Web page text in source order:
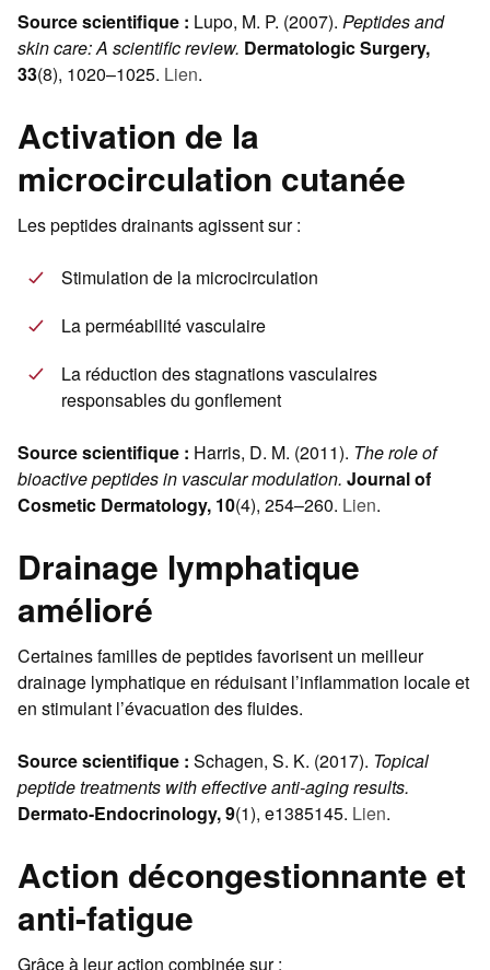
Source scientifique : Lupo, M. P. (2007). Peptides and
skin care: A scientific review. Dermatologic Surgery,
33(8), 1020–1025. Lien.
Activation de la
microcirculation cutanée
Les peptides drainants agissent sur :
Stimulation de la microcirculation
La perméabilité vasculaire
La réduction des stagnations vasculaires
responsables du gonflement
Source scientifique : Harris, D. M. (2011). The role of
bioactive peptides in vascular modulation. Journal of
Cosmetic Dermatology, 10(4), 254–260. Lien.
Drainage lymphatique
amélioré
Certaines familles de peptides favorisent un meilleur
drainage lymphatique en réduisant l’inflammation locale et
en stimulant l’évacuation des fluides.
Source scientifique : Schagen, S. K. (2017). Topical
peptide treatments with effective anti-aging results.
Dermato-Endocrinology, 9(1), e1385145. Lien.
Action décongestionnante et
anti-fatigue
Grâce à leur action combinée sur :